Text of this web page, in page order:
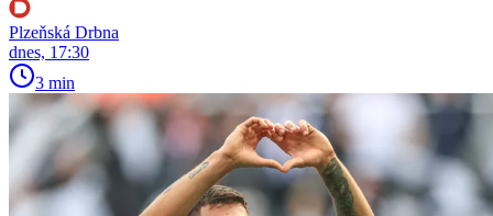
Plzeňská Drbna
dnes, 17:30
3 min